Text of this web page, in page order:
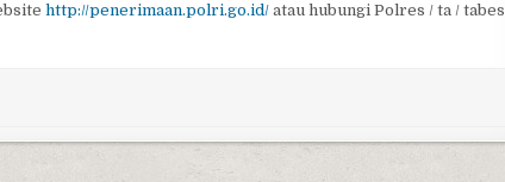
http://penerimaan.polri.go.id/ atau hubungi Polres / ta / tabes